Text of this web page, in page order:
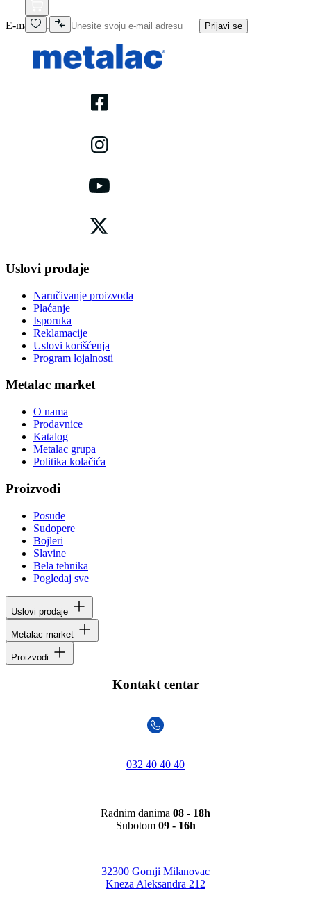
E-mail adresa Prijavi se
Uslovi prodaje
Naručivanje proizvoda
Plaćanje
Isporuka
Reklamacije
Uslovi korišćenja
Program lojalnosti
Metalac market
O nama
Prodavnice
Katalog
Metalac grupa
Politika kolačića
Proizvodi
Posuđe
Sudopere
Bojleri
Slavine
Bela tehnika
Pogledaj sve
Uslovi prodaje
Metalac market
Proizvodi
Kontakt centar
032 40 40 40
Radnim danima 08 - 18h
Subotom 09 - 16h
32300 Gornji Milanovac
Kneza Aleksandra 212